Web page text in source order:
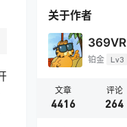
关于作者
369VR
铂金 Lv3
文章
4416
评论
264